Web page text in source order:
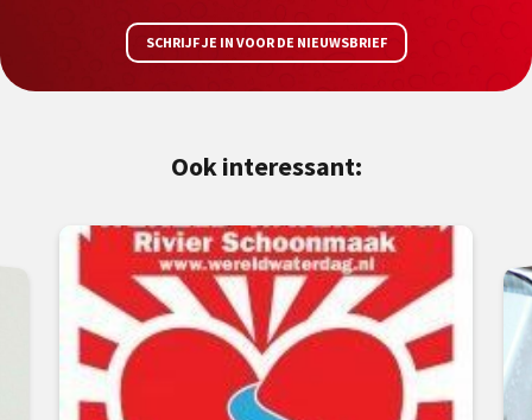
SCHRIJF JE IN VOOR DE NIEUWSBRIEF
Ook interessant: